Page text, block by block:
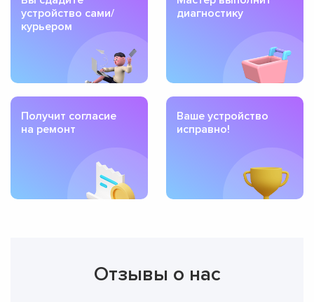
устройство сами/
курьером
диагностику
Получит согласие
на ремонт
Ваше устройство
исправно!
Отзывы о нас